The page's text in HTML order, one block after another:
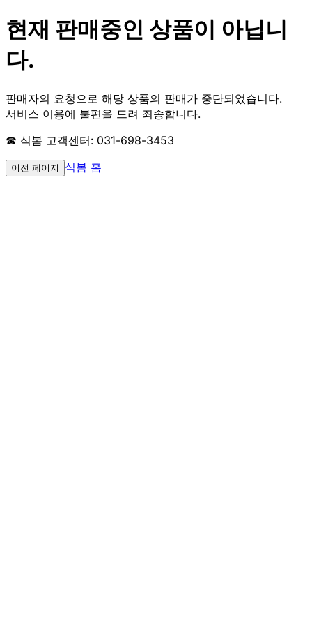
현재 판매중인 상품이 아닙니
다.
판매자의 요청으로 해당 상품의 판매가 중단되었습니다.
서비스 이용에 불편을 드려 죄송합니다.
☎ 식봄 고객센터: 031-698-3453
이전 페이지 식봄 홈